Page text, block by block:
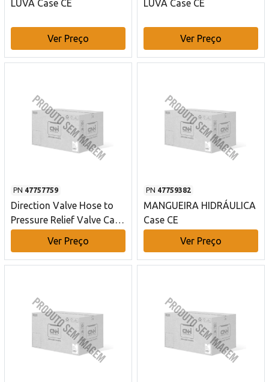
LUVA Case CE
Ver Preço
LUVA Case CE
Ver Preço
PN 47757759
Direction Valve Hose to
Pressure Relief Valve Case
CE
Ver Preço
PN 47759382
MANGUEIRA HIDRÁULICA
Case CE
Ver Preço